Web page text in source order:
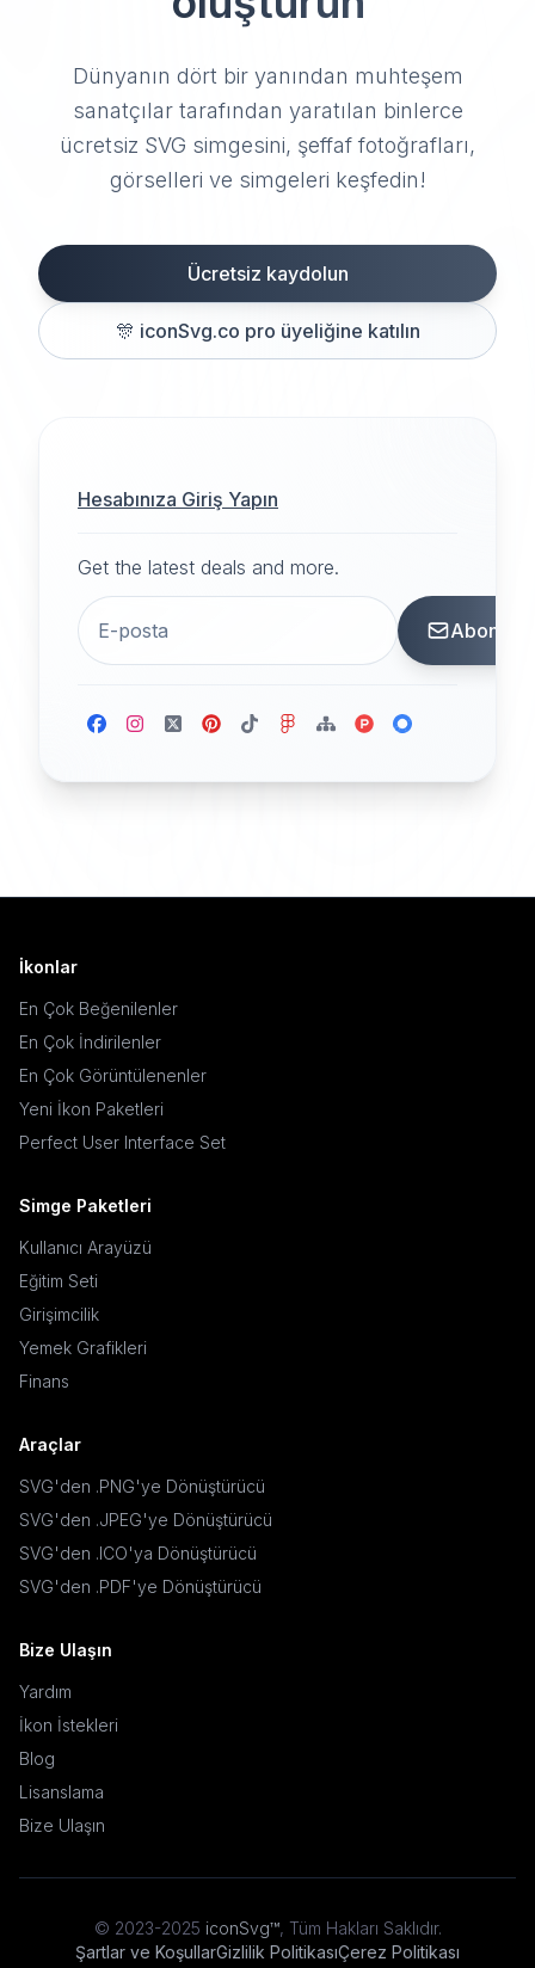
Dünyanın dört bir yanından muhteşem
sanatçılar tarafından yaratılan binlerce
ücretsiz SVG simgesini, şeffaf fotoğrafları,
görselleri ve simgeleri keşfedin!
Ücretsiz kaydolun
🎊 iconSvg.co pro üyeliğine katılın
Hesabınıza Giriş Yapın
Get the latest deals and more.
Abone
İkonlar
En Çok Beğenilenler
En Çok İndirilenler
En Çok Görüntülenenler
Yeni İkon Paketleri
Perfect User Interface Set
Simge Paketleri
Kullanıcı Arayüzü
Eğitim Seti
Girişimcilik
Yemek Grafikleri
Finans
Araçlar
SVG'den .PNG'ye Dönüştürücü
SVG'den .JPEG'ye Dönüştürücü
SVG'den .ICO'ya Dönüştürücü
SVG'den .PDF'ye Dönüştürücü
Bize Ulaşın
Yardım
İkon İstekleri
Blog
Lisanslama
Bize Ulaşın
© 2023-2025 iconSvg™, Tüm Hakları Saklıdır.
Şartlar ve KoşullarGizlilik PolitikasıÇerez Politikası